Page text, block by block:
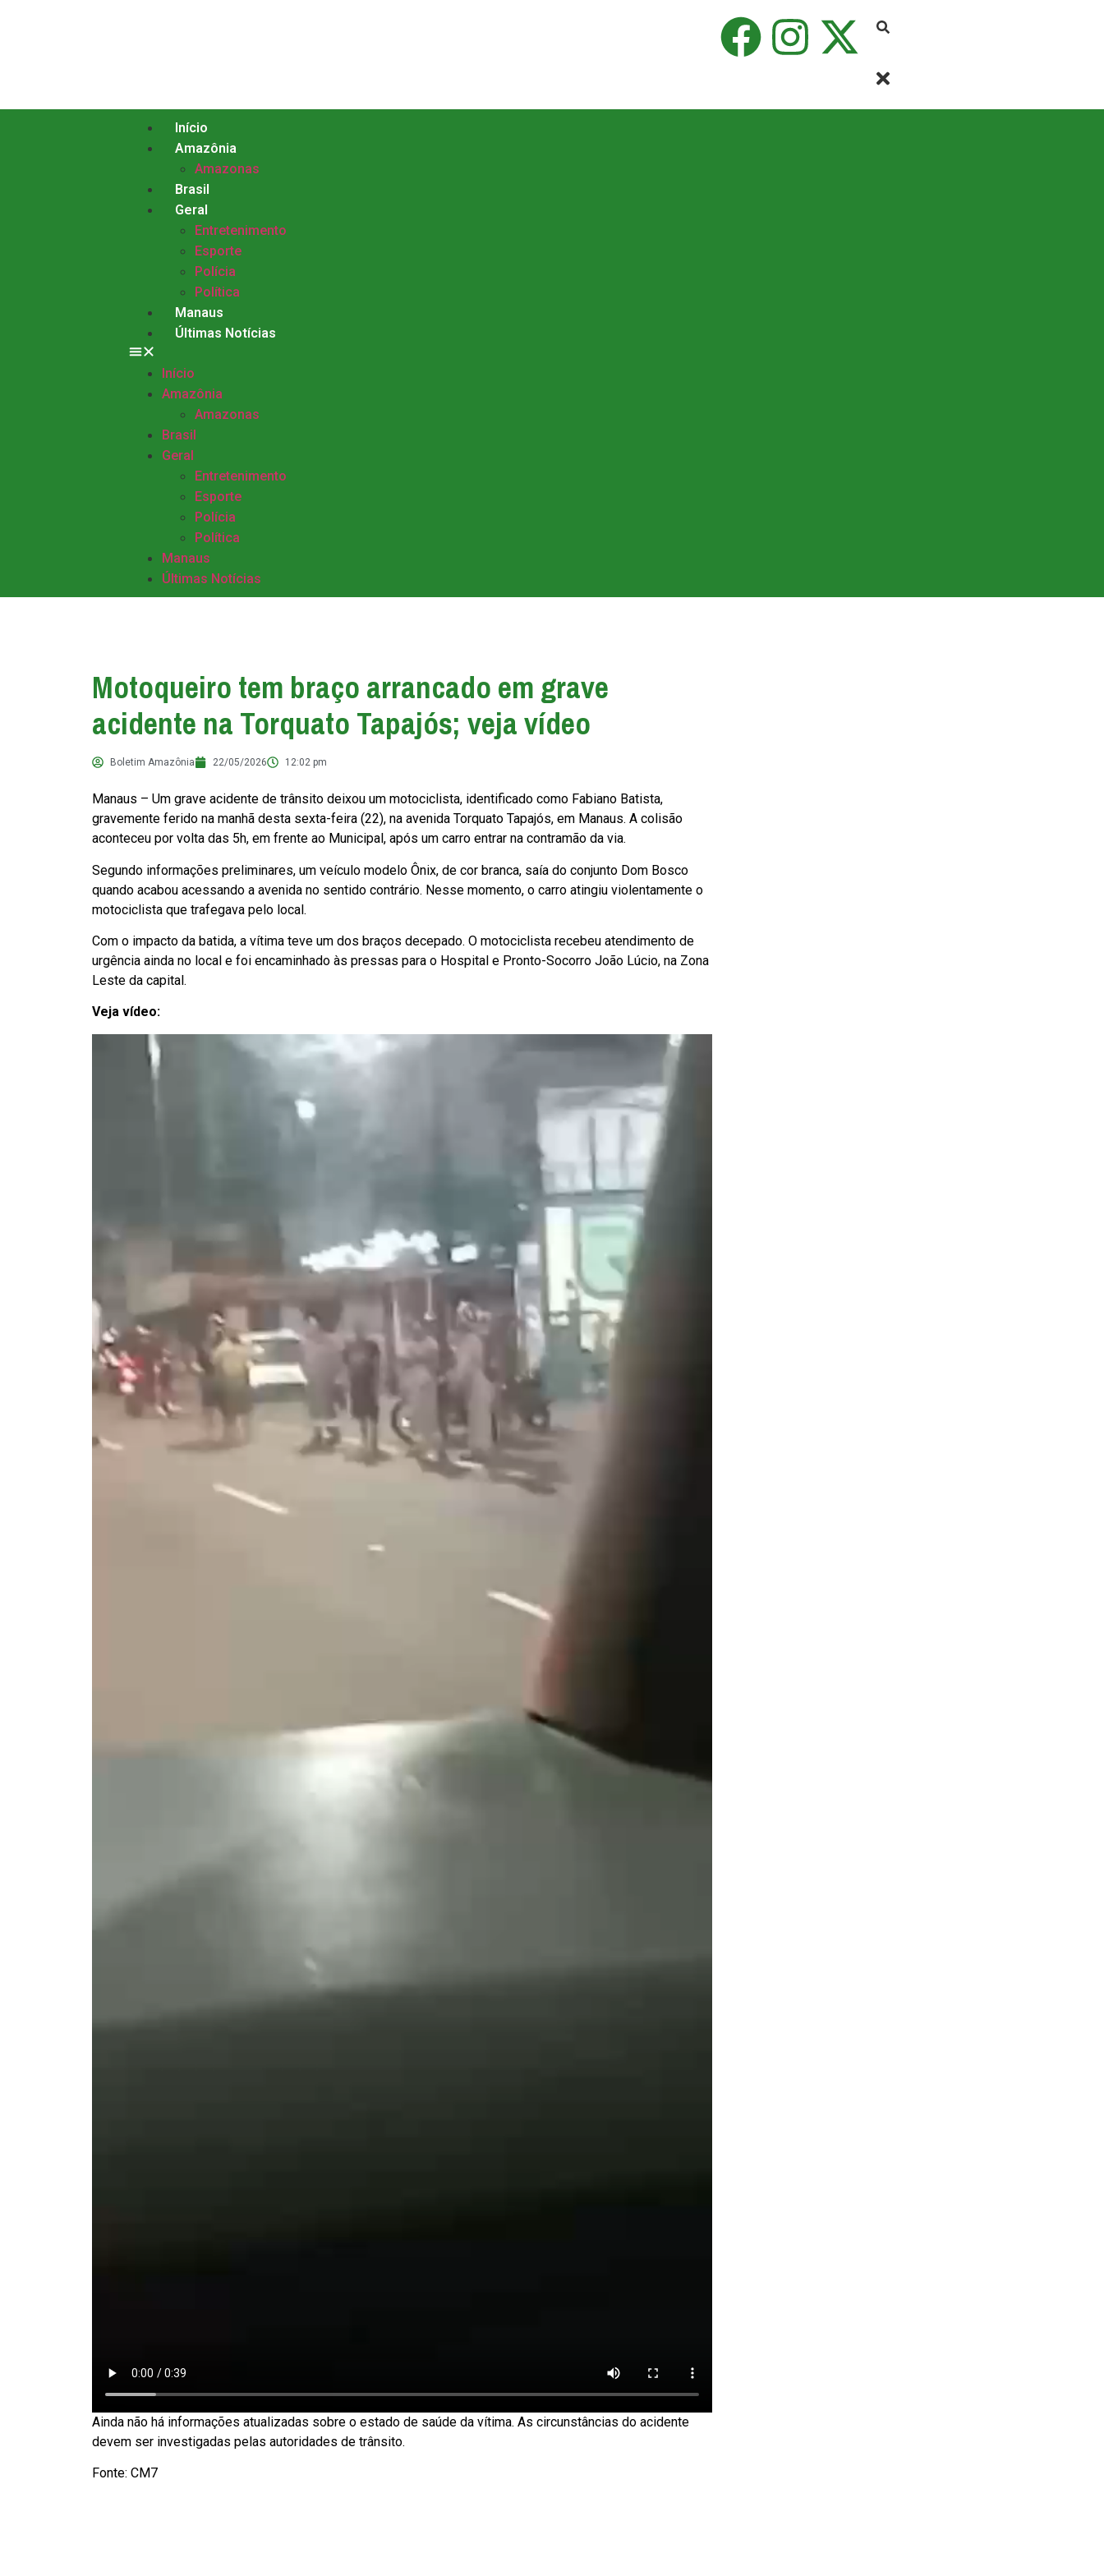
Início
Amazônia
Amazonas
Brasil
Geral
Entretenimento
Esporte
Polícia
Política
Manaus
Últimas Notícias
Início
Amazônia
Amazonas
Brasil
Geral
Entretenimento
Esporte
Polícia
Política
Manaus
Últimas Notícias
Motoqueiro tem braço arrancado em grave
acidente na Torquato Tapajós; veja vídeo
Boletim Amazônia 22/05/2026 12:02 pm
Manaus – Um grave acidente de trânsito deixou um motociclista, identificado como Fabiano Batista,
gravemente ferido na manhã desta sexta-feira (22), na avenida Torquato Tapajós, em Manaus. A colisão
aconteceu por volta das 5h, em frente ao Municipal, após um carro entrar na contramão da via.
Segundo informações preliminares, um veículo modelo Ônix, de cor branca, saía do conjunto Dom Bosco
quando acabou acessando a avenida no sentido contrário. Nesse momento, o carro atingiu violentamente o
motociclista que trafegava pelo local.
Com o impacto da batida, a vítima teve um dos braços decepado. O motociclista recebeu atendimento de
urgência ainda no local e foi encaminhado às pressas para o Hospital e Pronto-Socorro João Lúcio, na Zona
Leste da capital.
Veja vídeo:
Ainda não há informações atualizadas sobre o estado de saúde da vítima. As circunstâncias do acidente
devem ser investigadas pelas autoridades de trânsito.
Fonte: CM7